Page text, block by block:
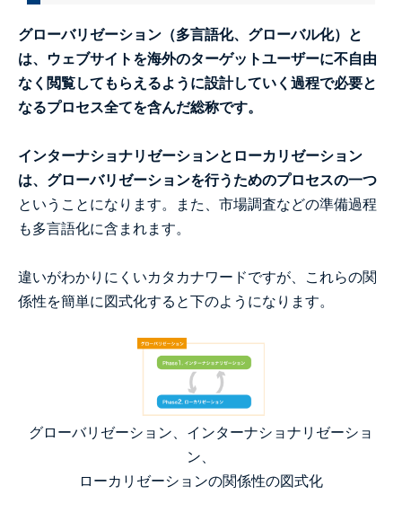
グローバリゼーション（多言語化、グローバル化）と
は、ウェブサイトを海外のターゲットユーザーに不自由
なく閲覧してもらえるように設計していく過程で必要と
なるプロセス全てを含んだ総称です。
インターナショナリゼーションとローカリゼーション
は、グローバリゼーションを行うためのプロセスの一つ
ということになります。また、市場調査などの準備過程
も多言語化に含まれます。
違いがわかりにくいカタカナワードですが、これらの関
係性を簡単に図式化すると下のようになります。
グローバリゼーション、インターナショナリゼーショ
ン、
ローカリゼーションの関係性の図式化